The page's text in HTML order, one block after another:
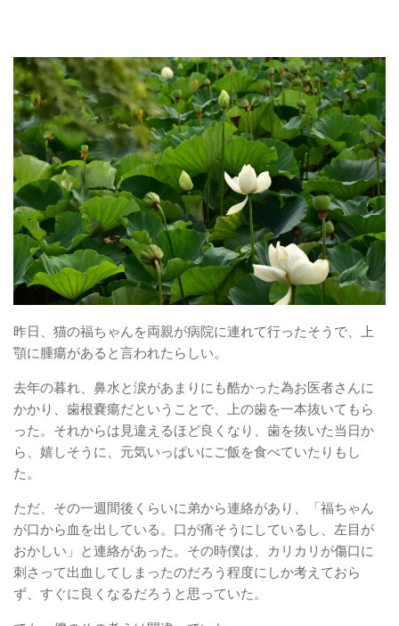
昨日、猫の福ちゃんを両親が病院に連れて行ったそうで、上
顎に腫瘍があると言われたらしい。
去年の暮れ、鼻水と涙があまりにも酷かった為お医者さんに
かかり、歯根嚢瘍だということで、上の歯を一本抜いてもら
った。それからは見違えるほど良くなり、歯を抜いた当日か
ら、嬉しそうに、元気いっぱいにご飯を食べていたりもし
た。
ただ、その一週間後くらいに弟から連絡があり、「福ちゃん
が口から血を出している。口が痛そうにしているし、左目が
おかしい」と連絡があった。その時僕は、カリカリが傷口に
刺さって出血してしまったのだろう程度にしか考えておら
ず、すぐに良くなるだろうと思っていた。